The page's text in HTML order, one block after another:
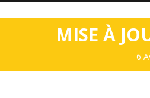
MISE À
6